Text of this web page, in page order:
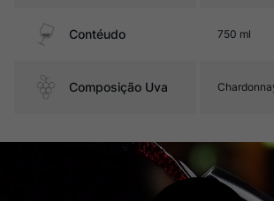
Contéudo 750 ml
Composição Uva